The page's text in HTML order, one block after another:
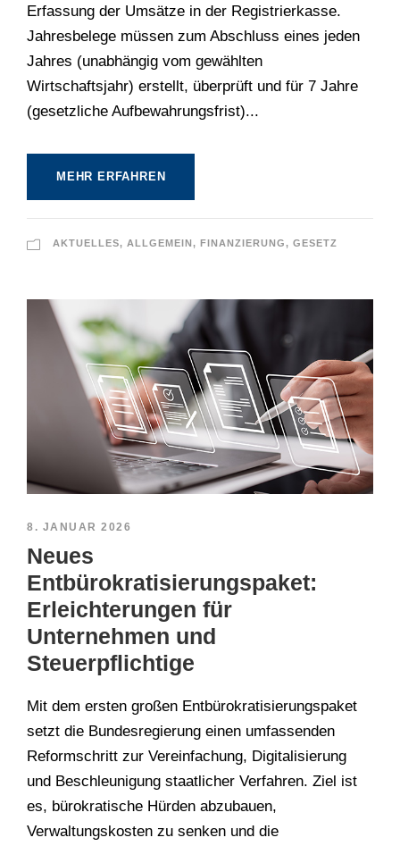
Erfassung der Umsätze in der Registrierkasse.
Jahresbelege müssen zum Abschluss eines jeden
Jahres (unabhängig vom gewählten
Wirtschaftsjahr) erstellt, überprüft und für 7 Jahre
(gesetzliche Aufbewahrungsfrist)...
MEHR ERFAHREN
AKTUELLES, ALLGEMEIN, FINANZIERUNG, GESETZ
8. JANUAR 2026
Neues
Entbürokratisierungspaket:
Erleichterungen für
Unternehmen und
Steuerpflichtige
Mit dem ersten großen Entbürokratisierungspaket
setzt die Bundesregierung einen umfassenden
Reformschritt zur Vereinfachung, Digitalisierung
und Beschleunigung staatlicher Verfahren. Ziel ist
es, bürokratische Hürden abzubauen,
Verwaltungskosten zu senken und die